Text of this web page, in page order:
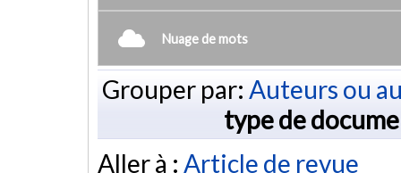
Nuage de mots
Grouper par: Auteurs ou
type de
Aller à : Article de revue